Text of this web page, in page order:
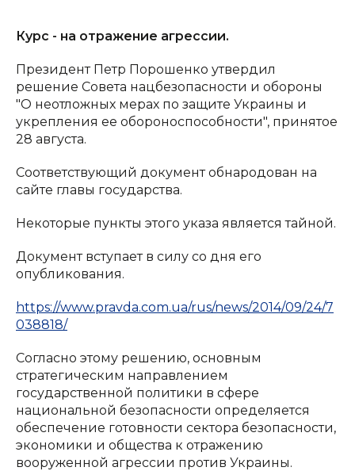
Курс - на отражение агрессии.
Президент Петр Порошенко утвердил
решение Совета нацбезопасности и обороны
"О неотложных мерах по защите Украины и
укрепления ее обороноспособности", принятое
28 августа.
Соответствующий документ обнародован на
сайте главы государства.
Некоторые пункты этого указа является тайной.
Документ вступает в силу со дня его
опубликования.
https://www.pravda.com.ua/rus/news/2014/09/24/7
038818/
Согласно этому решению, основным
стратегическим направлением
государственной политики в сфере
национальной безопасности определяется
обеспечение готовности сектора безопасности,
экономики и общества к отражению
вооруженной агрессии против Украины.